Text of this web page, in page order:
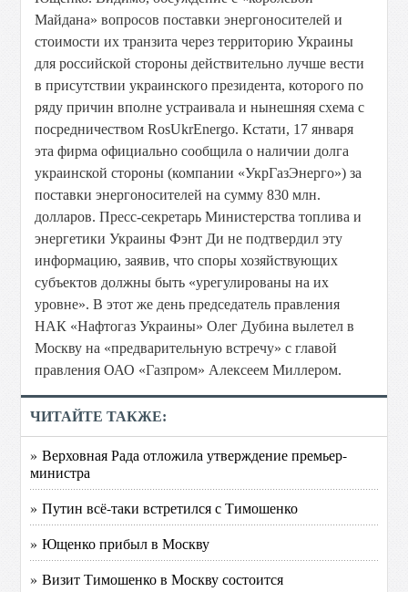
Майдана» вопросов поставки энергоносителей и
стоимости их транзита через территорию Украины
для российской стороны действительно лучше вести
в присутствии украинского президента, которого по
ряду причин вполне устраивала и нынешняя схема с
посредничеством RosUkrEnergo. Кстати, 17 января
эта фирма официально сообщила о наличии долга
украинской стороны (компании «УкрГазЭнерго») за
поставки энергоносителей на сумму 830 млн.
долларов. Пресс-секретарь Министерства топлива и
энергетики Украины Фэнт Ди не подтвердил эту
информацию, заявив, что споры хозяйствующих
субъектов должны быть «урегулированы на их
уровне». В этот же день председатель правления
НАК «Нафтогаз Украины» Олег Дубина вылетел в
Москву на «предварительную встречу» с главой
правления ОАО «Газпром» Алексеем Миллером.
ЧИТАЙТЕ ТАКЖЕ:
» Верховная Рада отложила утверждение премьер-
министра
» Путин всё-таки встретился с Тимошенко
» Ющенко прибыл в Москву
» Визит Тимошенко в Москву состоится